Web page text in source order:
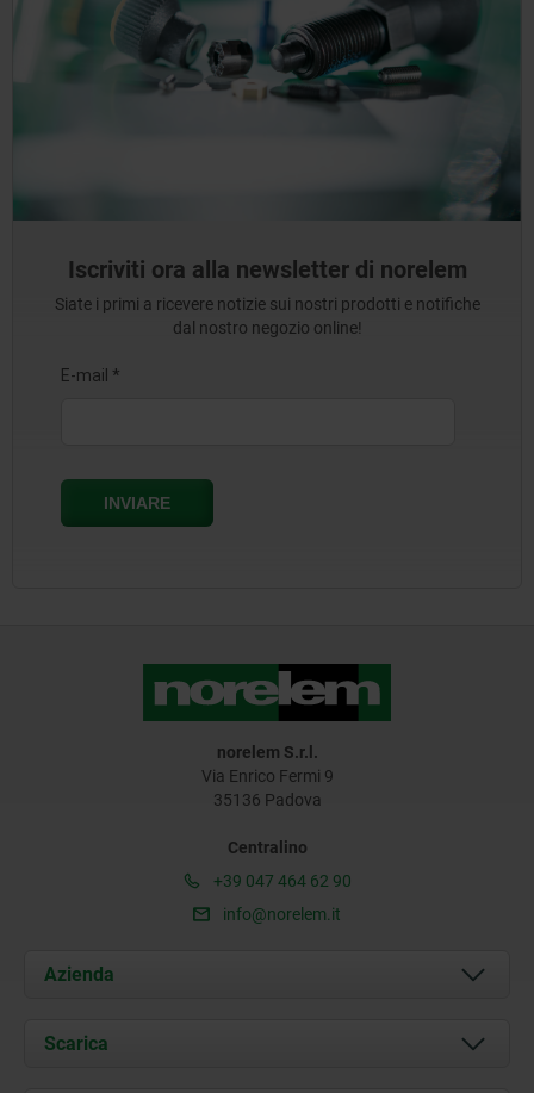
Iscriviti ora alla newsletter di norelem
Siate i primi a ricevere notizie sui nostri prodotti e notifiche
dal nostro negozio online!
norelem S.r.l.
Via Enrico Fermi 9
35136 Padova
Centralino
+39 047 464 62 90
info@norelem.it
Azienda
Chi siamo
Scarica